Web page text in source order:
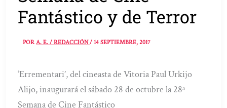
Fantástico y de Terror
PORA. E. / REDACCIÓN/14 SEPTIEMBRE, 2017
‘Errementari’, del cineasta de Vitoria Paul Urkijo
Alijo, inaugurará el sábado 28 de octubre la 28ª
Semana de Cine Fantástico